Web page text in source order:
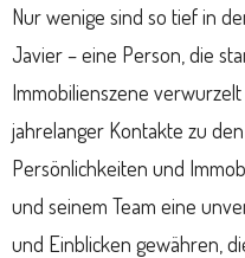
Nur wenige sind so tief in
Javier – eine Person, die
Immobilienszene verwurzelt
jahrelanger Kontakte zu
Persönlichkeiten und
und seinem Team eine
und Einblicken gewähren,